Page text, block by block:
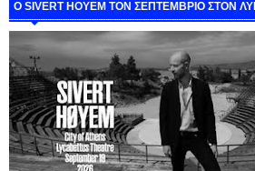
Ο SIVERT HOYEM ΤΟΝ ΣΕΠΤΕΜΒΡΙΟ ΣΤΟΝ